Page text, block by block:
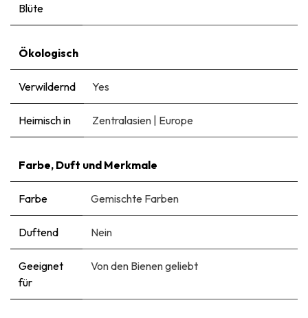
Blüte
Ökologisch
Verwildernd Yes
Heimisch in Zentralasien | Europe
Farbe, Duft und Merkmale
Farbe Gemischte Farben
Duftend Nein
Geeignet
für
Von den Bienen geliebt